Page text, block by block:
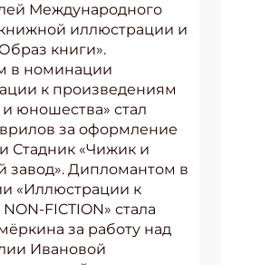
Международного
иллюстрации и
книги».
в номинации
к произведениям
юношества» стал
за оформление
Стадник «Чижик и
завод». Дипломантом в
«Иллюстрации к
FICTION» стала
за работу над
Ивановой